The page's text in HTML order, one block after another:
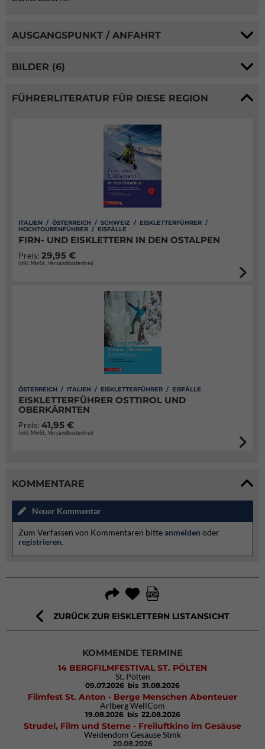
AUSGANGSPUNKT / ANFAHRT
BILDER (6)
FÜHRERLITERATUR FÜR DIESE REGION
ITALIEN / ÖSTERREICH / SCHWEIZ / EISKLETTERFÜHRER /
HOCHTOURENFÜHRER / EISFÄLLE
FIRN- UND EISKLETTERN IN DEN OSTALPEN
Preis: 29,95 €
(inkl. MwSt., Versandkostenfrei)
ÖSTERREICH / ITALIEN / EISKLETTERFÜHRER / EISFÄLLE
EISKLETTERFÜHRER OSTTIROL UND
OBERKÄRNTEN
Preis: 41,95 €
(inkl. MwSt., Versandkostenfrei)
KOMMENTARE
Neuer Kommentar
Zum Verfassen von Kommentaren bitteanmelden oder
registrieren.
ZURÜCK ZUR EISKLETTERN LISTANSICHT
KOMMENDE TERMINE
14 BERGFILMFESTIVAL ST. PÖLTEN
St. Pölten
09.07.2026 bis 31.08.2026
Filmfest St. Anton - Berge Menschen Abenteuer
Arlberg WellCom
19.08.2026 bis 22.08.2026
Strudel, Film und Sterne - Freiluftkino im Gesäuse
Weidendom Gesäuse Stmk
20.08.2026